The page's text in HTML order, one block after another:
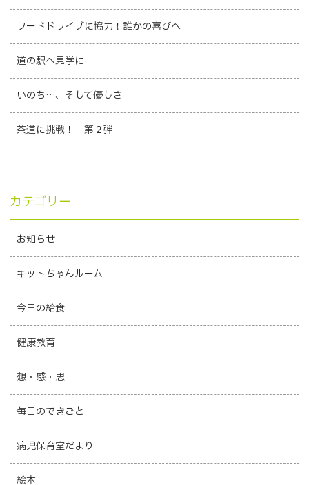
フードドライブに協力！誰かの喜びへ
道の駅へ見学に
いのち…、そして優しさ
茶道に挑戦！ 第２弾
カテゴリー
お知らせ
キットちゃんルーム
今日の給食
健康教育
想・感・思
毎日のできごと
病児保育室だより
絵本